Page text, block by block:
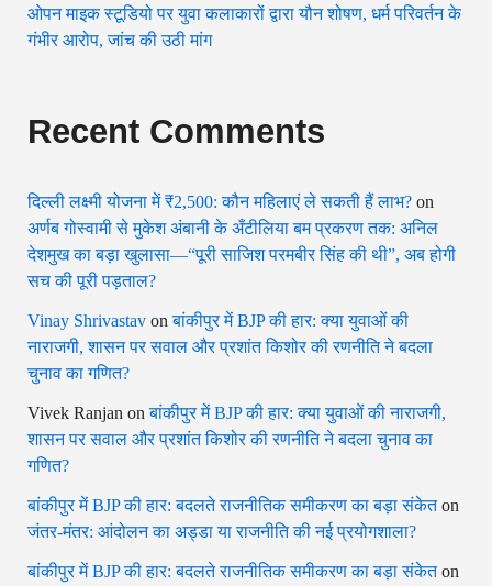
ओपन माइक स्टूडियो पर युवा कलाकारों द्वारा यौन शोषण, धर्म परिवर्तन के
गंभीर आरोप, जांच की उठी मांग
Recent Comments
दिल्ली लक्ष्मी योजना में ₹2,500: कौन महिलाएं ले सकती हैं लाभ? on
अर्णब गोस्वामी से मुकेश अंबानी के अँटीलिया बम प्रकरण तक: अनिल
देशमुख का बड़ा खुलासा—“पूरी साजिश परमबीर सिंह की थी”, अब होगी
सच की पूरी पड़ताल?
Vinay Shrivastav onबांकीपुर में BJP की हार: क्या युवाओं की
नाराजगी, शासन पर सवाल और प्रशांत किशोर की रणनीति ने बदला
चुनाव का गणित?
Vivek Ranjan onबांकीपुर में BJP की हार: क्या युवाओं की नाराजगी,
शासन पर सवाल और प्रशांत किशोर की रणनीति ने बदला चुनाव का
गणित?
बांकीपुर में BJP की हार: बदलते राजनीतिक समीकरण का बड़ा संकेतon
जंतर-मंतर: आंदोलन का अड्डा या राजनीति की नई प्रयोगशाला?
बांकीपुर में BJP की हार: बदलते राजनीतिक समीकरण का बड़ा संकेतon